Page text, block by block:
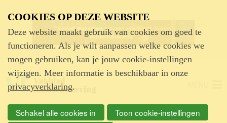
Advertentie
COOKIES OP DEZE WEBSITE
Deze website maakt gebruik van cookies om goed te
functioneren. Als je wilt aanpassen welke cookies we
mogen gebruiken, kan je jouw cookie-instellingen
wijzigen. Meer informatie is beschikbaar in onze
privacyverklaring.
Schakel alle cookies in
Toon cookie-instellingen